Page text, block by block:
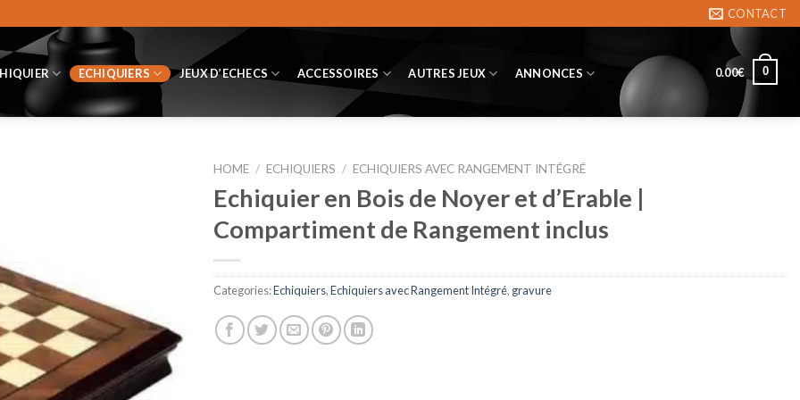
CONTACT
ECHIQUIERS JEUX D’ECHECS ACCESSOIRES AUTRES JEUX ANNONCES 0.00€ 0
HOME / ECHIQUIERS / ECHIQUIERS AVEC RANGEMENT INTÉGRÉ
Echiquier en Bois de Noyer et d’Erable |
Compartiment de Rangement inclus
Categories:Echiquiers,Echiquiers avec Rangement Intégré, gravure